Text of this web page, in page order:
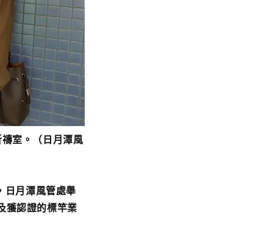
室。（日月潭風
日月潭風管處舉
獲認證的標竿業